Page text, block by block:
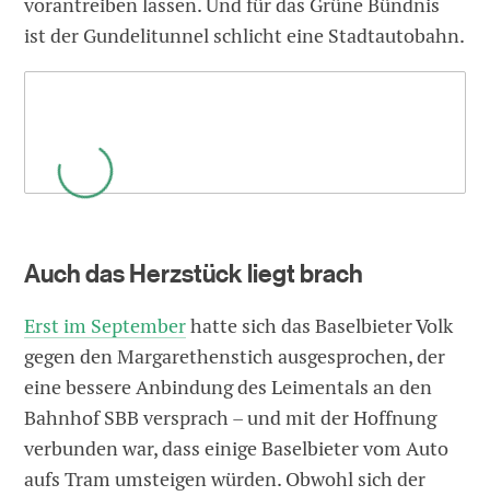
vorantreiben lassen. Und für das Grüne Bündnis
ist der Gundelitunnel schlicht eine Stadtautobahn.
Auch das Herzstück liegt brach
Erst im Septemberhatte sich das Baselbieter Volk
gegen den Margarethenstich ausgesprochen, der
eine bessere Anbindung des Leimentals an den
Bahnhof SBB versprach – und mit der Hoffnung
verbunden war, dass einige Baselbieter vom Auto
aufs Tram umsteigen würden. Obwohl sich der